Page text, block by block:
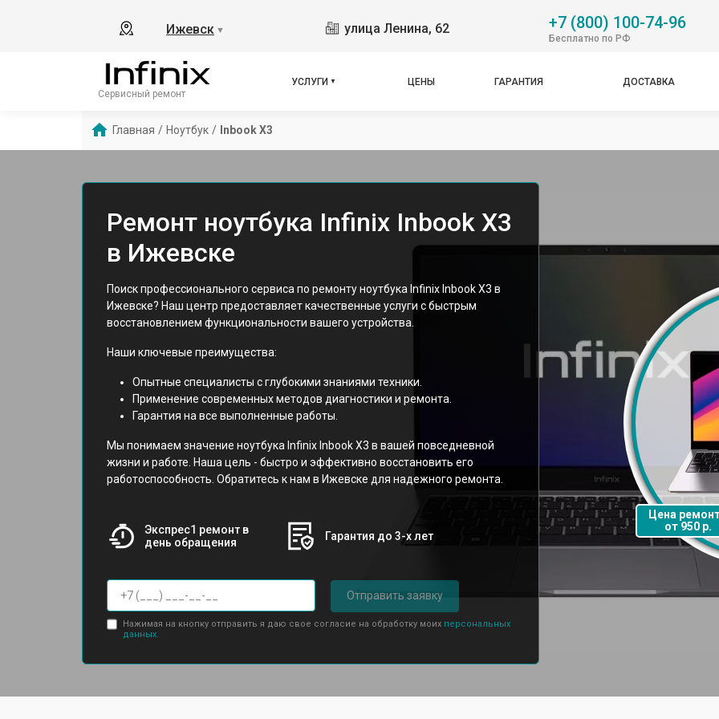
Ижевск ▼ улица Ленина, 62 +7 (800) 100-74-96
Бесплатно по РФ
Сервисный ремонт
УСЛУГИ ЦЕНЫ ГАРАНТИЯ ДОСТАВКА
Главная / Ноутбук / Inbook X3
Ремонт ноутбука Infinix Inbook X3
в Ижевске
Поиск профессионального сервиса по ремонту ноутбука Infinix Inbook X3 в
Ижевске? Наш центр предоставляет качественные услуги с быстрым
восстановлением функциональности вашего устройства.
Наши ключевые преимущества:
Опытные специалисты с глубокими знаниями техники.
Применение современных методов диагностики и ремонта.
Гарантия на все выполненные работы.
Мы понимаем значение ноутбука Infinix Inbook X3 в вашей повседневной
жизни и работе. Наша цель - быстро и эффективно восстановить его
работоспособность. Обратитесь к нам в Ижевске для надежного ремонта.
Экспрес1 ремонт в
день обращения
Гарантия до 3-х лет
Отправить заявку
Нажимая на кнопку отправить я даю свое согласие на обработку моих персональных
данных.
Цена
от 950 р.